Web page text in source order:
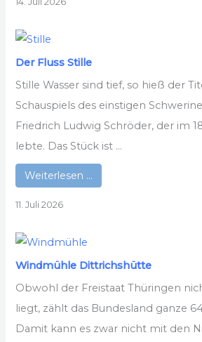
Der Fluss Stille
Stille Wasser sind tief, so hieß der
Schauspiels des einstigen
Friedrich Ludwig Schröder, der im
lebte. Das Stück ist ...
Weiterlesen …
11. Juli 2026
Windmühle Dittrichshütte
Obwohl der Freistaat Thüringen
liegt, zählt das Bundesland ganze
Damit kann es zwar nicht mit den